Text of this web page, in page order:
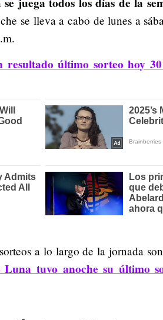
se lleva a cabo de lunes a
último sorteo hoy
a lo largo de la jornada
tuvo anoche su último